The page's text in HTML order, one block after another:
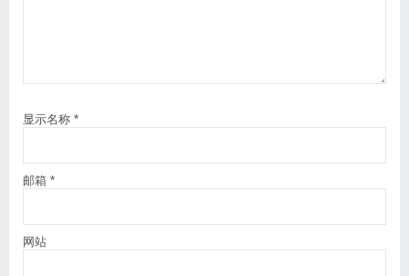
显示名称 *
邮箱 *
网站